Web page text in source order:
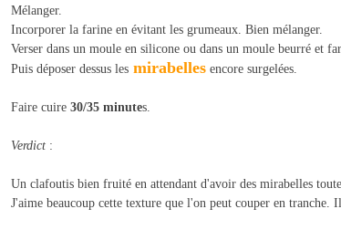
Mélanger.
Incorporer la farine en évitant les grumeaux. Bien mélanger.
Verser dans un moule en silicone ou dans un moule beurré et
Puis déposer dessus les mirabelles encore surgelées.
Faire cuire 30/35 minutes.
Verdict :
Un clafoutis bien fruité en attendant d'avoir des mirabelles
J'aime beaucoup cette texture que l'on peut couper en tranche.